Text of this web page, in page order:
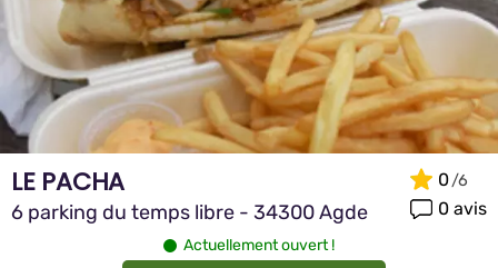
LE PACHA
6 parking du temps libre - 34300 Agde
0
0 avis
Actuellement ouvert !